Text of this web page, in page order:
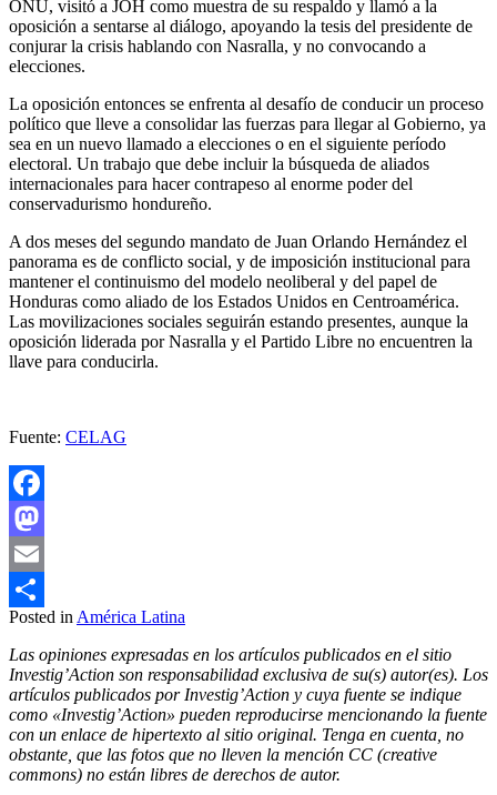
ONU, visitó a JOH como muestra de su respaldo y llamó a la
oposición a sentarse al diálogo, apoyando la tesis del presidente de
conjurar la crisis hablando con Nasralla, y no convocando a
elecciones.
La oposición entonces se enfrenta al desafío de conducir un proceso
político que lleve a consolidar las fuerzas para llegar al Gobierno, ya
sea en un nuevo llamado a elecciones o en el siguiente período
electoral. Un trabajo que debe incluir la búsqueda de aliados
internacionales para hacer contrapeso al enorme poder del
conservadurismo hondureño.
A dos meses del segundo mandato de Juan Orlando Hernández el
panorama es de conflicto social, y de imposición institucional para
mantener el continuismo del modelo neoliberal y del papel de
Honduras como aliado de los Estados Unidos en Centroamérica.
Las movilizaciones sociales seguirán estando presentes, aunque la
oposición liderada por Nasralla y el Partido Libre no encuentren la
llave para conducirla.
Fuente: CELAG
Facebook
Mastodon
Email
Compartir
Posted in América Latina
Las opiniones expresadas en los artículos publicados en el sitio
Investig’Action son responsabilidad exclusiva de su(s) autor(es). Los
artículos publicados por Investig’Action y cuya fuente se indique
como «Investig’Action» pueden reproducirse mencionando la fuente
con un enlace de hipertexto al sitio original. Tenga en cuenta, no
obstante, que las fotos que no lleven la mención CC (creative
commons) no están libres de derechos de autor.